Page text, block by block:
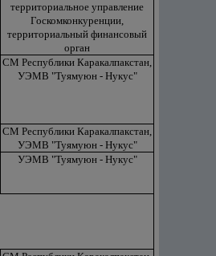
территориальное управление
Госкомконкуренции,
территориальный финансовый
орган
СМ Республики Каракалпакстан,
УЭМВ "Туямуюн - Нукус"
СМ Республики Каракалпакстан,
УЭМВ "Туямуюн - Нукус"
УЭМВ "Туямуюн - Нукус"